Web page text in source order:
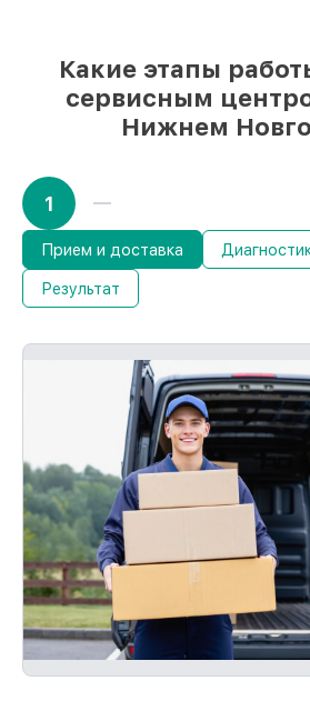
Какие этапы
сервисным
Нижнем
1
Прием и доставка
Результат